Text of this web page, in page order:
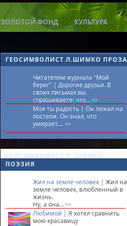
ЗОЛОТОЙ ФОНД КУЛЬТУРА
ГЕОСИМВОЛИСТ Л.ШИМКО ПРОЗА
Читателям журнала "Мой
берег" | Дорогие друзья. В
своих письмах вы
спрашиваете: что...>>
Моя ты радость | Он лежал на
постели. Он знал, что
умирает....>>
ГЕОСИМВОЛИСТ Л. ШИМКО
ПОЭЗИЯ
Жил на земле человек | Жил на
земле человек, влюбленный в
жизнь.
Ну, а она...>>
Любимой | Я хотел сравнить
мою красавицу